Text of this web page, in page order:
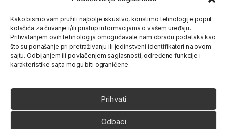
Kako bismo vam pružili najbolje iskustvo, koristimo tehnologije poput
kolačića za čuvanje i/ili pristup informacijama o vašem uređaju.
Prihvatanjem ovih tehnologija omogućavate nam obradu podataka kao
što su ponašanje pri pretraživanju ili jedinstveni identifikatori na ovom
sajtu. Odbijanjem ili povlačenjem saglasnosti, određene funkcije i
karakteristike sajta mogu biti ograničene.
Prihvati
Odbaci
Popularne kategorije
O nama